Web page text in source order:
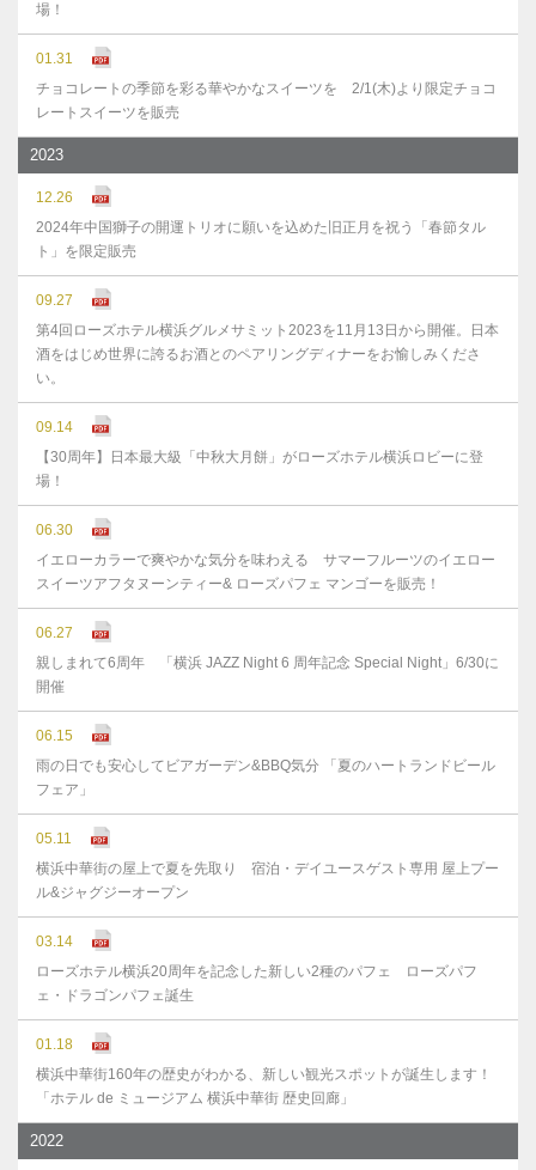
場！
01.31
チョコレートの季節を彩る華やかなスイーツを 2/1(木)より限定チョコ
レートスイーツを販売
2023
12.26
2024年中国獅子の開運トリオに願いを込めた旧正月を祝う「春節タル
ト」を限定販売
09.27
第4回ローズホテル横浜グルメサミット2023を11月13日から開催。日本
酒をはじめ世界に誇るお酒とのペアリングディナーをお愉しみくださ
い。
09.14
【30周年】日本最大級「中秋大月餅」がローズホテル横浜ロビーに登
場！
06.30
イエローカラーで爽やかな気分を味わえる サマーフルーツのイエロー
スイーツアフタヌーンティー& ローズパフェ マンゴーを販売！
06.27
親しまれて6周年 「横浜 JAZZ Night 6 周年記念 Special Night」6/30に
開催
06.15
雨の日でも安心してビアガーデン&BBQ気分 「夏のハートランドビール
フェア」
05.11
横浜中華街の屋上で夏を先取り 宿泊・デイユースゲスト専用 屋上プー
ル&ジャグジーオープン
03.14
ローズホテル横浜20周年を記念した新しい2種のパフェ ローズパフ
ェ・ドラゴンパフェ誕生
01.18
横浜中華街160年の歴史がわかる、新しい観光スポットが誕生します！
「ホテル de ミュージアム 横浜中華街 歴史回廊」
2022